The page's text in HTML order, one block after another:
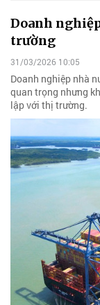
Doanh
trường
31/03/2026 10:05
Doanh nghiệp nhà
quan trọng nhưng
lập với thị trường.